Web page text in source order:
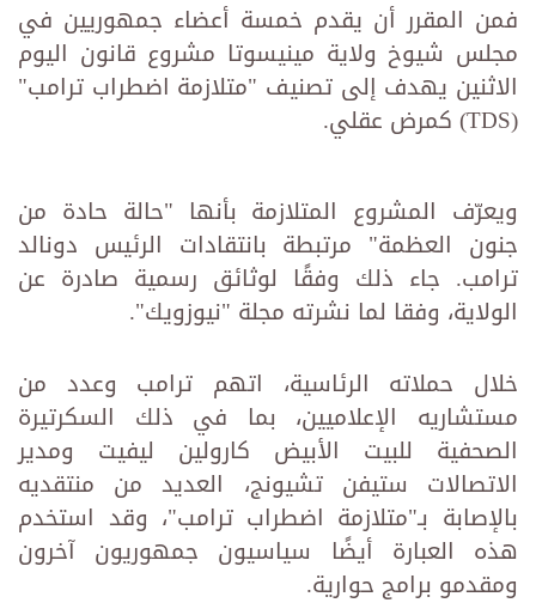
فمن المقرر أن يقدم خمسة أعضاء جمهوريين في
مجلس شيوخ ولاية مينيسوتا مشروع قانون اليوم
الاثنين يهدف إلى تصنيف "متلازمة اضطراب ترامب"
(TDS) كمرض عقلي.
ويعرّف المشروع المتلازمة بأنها "حالة حادة من
جنون العظمة" مرتبطة بانتقادات الرئيس دونالد
ترامب. جاء ذلك وفقًا لوثائق رسمية صادرة عن
الولاية، وفقا لما نشرته مجلة "نيوزويك".
خلال حملاته الرئاسية، اتهم ترامب وعدد من
مستشاريه الإعلاميين، بما في ذلك السكرتيرة
الصحفية للبيت الأبيض كارولين ليفيت ومدير
الاتصالات ستيفن تشيونج، العديد من منتقديه
بالإصابة بـ"متلازمة اضطراب ترامب"، وقد استخدم
هذه العبارة أيضًا سياسيون جمهوريون آخرون
ومقدمو برامج حوارية.